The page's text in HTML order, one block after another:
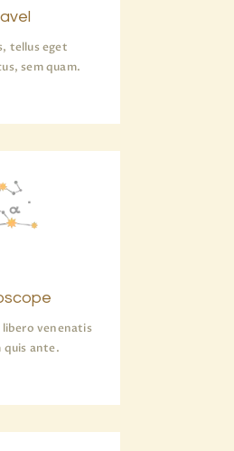
tellus eget
sem quam.
venenatis
quis ante.